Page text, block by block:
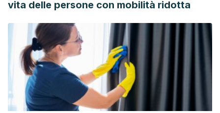
piel-seca-X0213932415344801
vita delle persone con mobilità ridotta